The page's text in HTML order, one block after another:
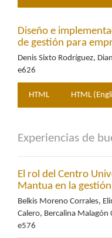
Diseño e
de gestión para
Denis Sixto Rodríguez,
e626
HTML HTML
Experiencias de
El rol del Centro
Mantua en la
Belkis Moreno Corrales,
Calero, Bercalina Malagón
e576